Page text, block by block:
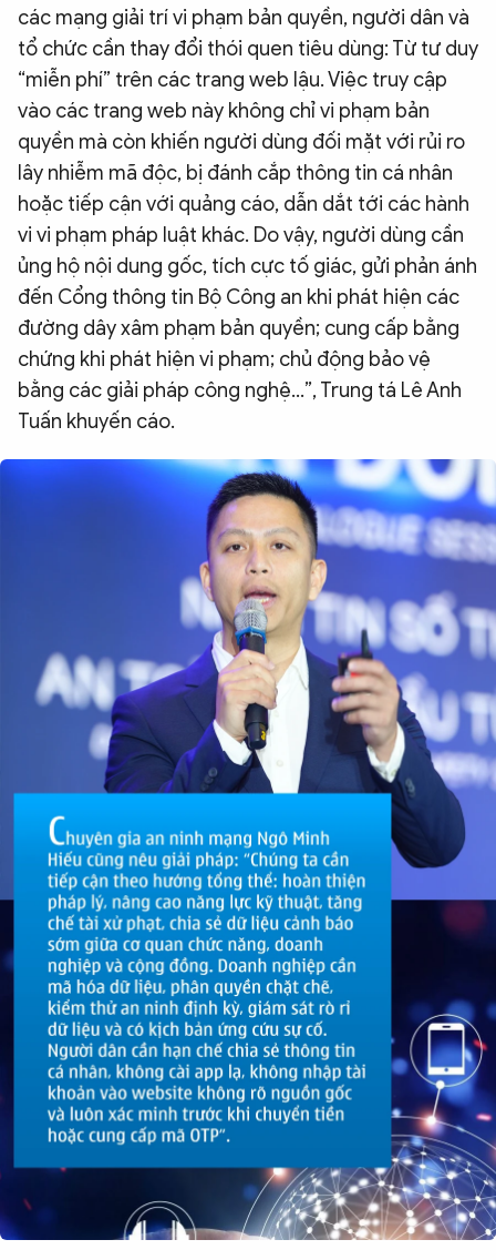
các mạng giải trí vi phạm bản quyền, người dân và
tổ chức cần thay đổi thói quen tiêu dùng: Từ tư duy
“miễn phí” trên các trang web lậu. Việc truy cập
vào các trang web này không chỉ vi phạm bản
quyền mà còn khiến người dùng đối mặt với rủi ro
lây nhiễm mã độc, bị đánh cắp thông tin cá nhân
hoặc tiếp cận với quảng cáo, dẫn dắt tới các hành
vi vi phạm pháp luật khác. Do vậy, người dùng cần
ủng hộ nội dung gốc, tích cực tố giác, gửi phản ánh
đến Cổng thông tin Bộ Công an khi phát hiện các
đường dây xâm phạm bản quyền; cung cấp bằng
chứng khi phát hiện vi phạm; chủ động bảo vệ
bằng các giải pháp công nghệ…”, Trung tá Lê Anh
Tuấn khuyến cáo.